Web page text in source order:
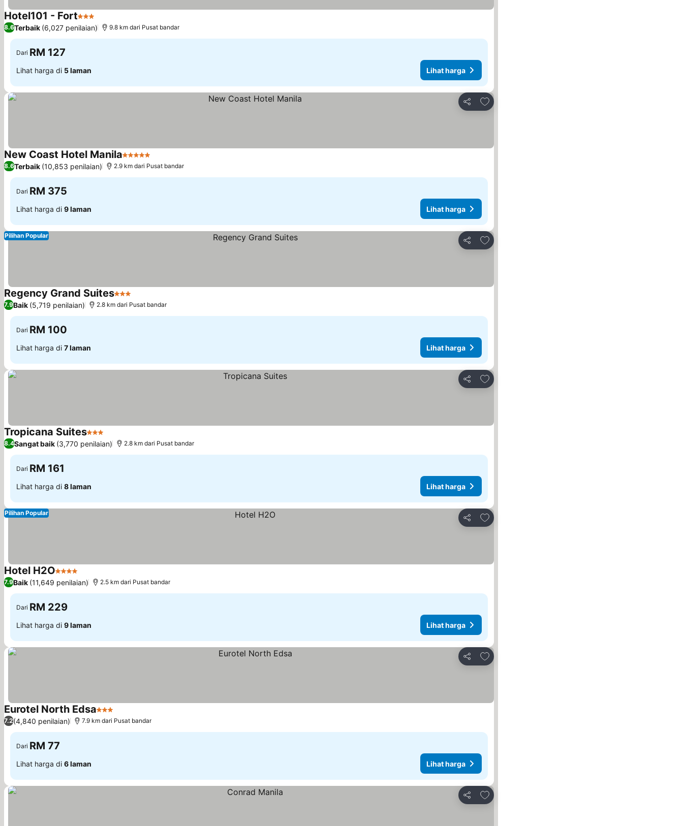
Hotel101 - Fort3 Bintang
8.6Terbaik (6,027 penilaian) 9.8 km dari Pusat bandar
Dari RM 127
Lihat harga di 5 laman Lihat harga
Kongsi
Tambah ke favorit
New Coast Hotel Manila5 Bintang
8.6Terbaik (10,853 penilaian) 2.9 km dari Pusat bandar
Dari RM 375
Lihat harga di 9 laman Lihat harga
Kongsi
Tambah ke favorit
Pilihan Popular
Regency Grand Suites3 Bintang
7.9Baik (5,719 penilaian) 2.8 km dari Pusat bandar
Dari RM 100
Lihat harga di 7 laman Lihat harga
Kongsi
Tambah ke favorit
Tropicana Suites3 Bintang
8.4Sangat baik (3,770 penilaian) 2.8 km dari Pusat bandar
Dari RM 161
Lihat harga di 8 laman Lihat harga
Kongsi
Tambah ke favorit
Pilihan Popular
Hotel H2O4 Bintang
7.9Baik (11,649 penilaian) 2.5 km dari Pusat bandar
Dari RM 229
Lihat harga di 9 laman Lihat harga
Kongsi
Tambah ke favorit
Eurotel North Edsa3 Bintang
7.2(4,840 penilaian) 7.9 km dari Pusat bandar
Dari RM 77
Lihat harga di 6 laman Lihat harga
Kongsi
Tambah ke favorit